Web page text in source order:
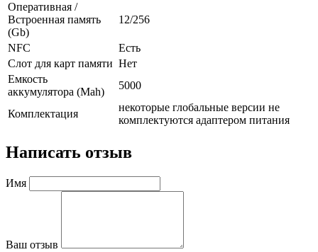
Оперативная /
Встроенная память
(Gb)
12/256
NFC
Есть
Слот для карт памяти Нет
Емкость
аккумулятора (Mah)
5000
Комплектация
некоторые глобальные версии не
комплектуются адаптером питания
Написать отзыв
Имя
Ваш отзыв